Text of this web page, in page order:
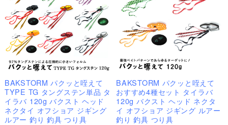
BAKSTORM パクッと咥えて
TYPE TG タングステン単品 タ
イラバ 120g バクスト ヘッド
ネクタイ オフショア ジギング
ルアー 釣り 釣具 つり具
BAKSTORM パクッと咥えて
おすすめ4種セット タイラバ
120g バクスト ヘッド ネクタ
イ オフショア ジギング ルアー
釣り 釣具 つり具